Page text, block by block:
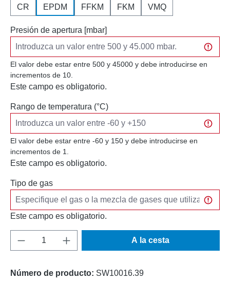
CR EPDM FFKM FKM VMQ
Presión de apertura [mbar]
El valor debe estar entre 500 y 45000 y debe introducirse en
incrementos de 10.
Este campo es obligatorio.
Rango de temperatura (°C)
El valor debe estar entre -60 y 150 y debe introducirse en
incrementos de 1.
Este campo es obligatorio.
Tipo de gas
Este campo es obligatorio.
Cantidad del producto: introduce la
A la cesta
Número de producto: SW10016.39